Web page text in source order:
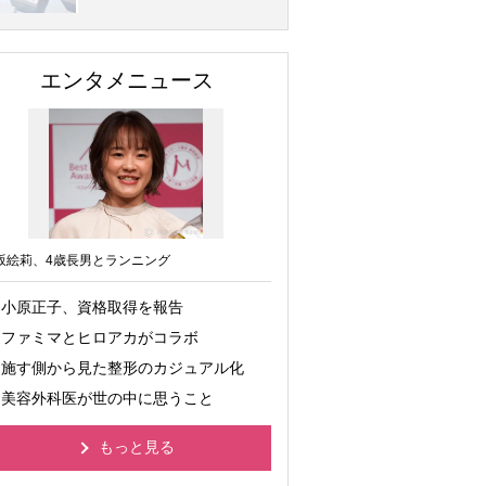
エンタメニュース
絵莉、4歳長男とランニング
小原正子、資格取得を報告
ファミマとヒロアカがコラボ
施す側から見た整形のカジュアル化
美容外科医が世の中に思うこと
もっと見る